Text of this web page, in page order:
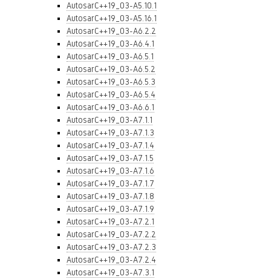
AutosarC++19_03-A5.10.1
AutosarC++19_03-A5.16.1
AutosarC++19_03-A6.2.2
AutosarC++19_03-A6.4.1
AutosarC++19_03-A6.5.1
AutosarC++19_03-A6.5.2
AutosarC++19_03-A6.5.3
AutosarC++19_03-A6.5.4
AutosarC++19_03-A6.6.1
AutosarC++19_03-A7.1.1
AutosarC++19_03-A7.1.3
AutosarC++19_03-A7.1.4
AutosarC++19_03-A7.1.5
AutosarC++19_03-A7.1.6
AutosarC++19_03-A7.1.7
AutosarC++19_03-A7.1.8
AutosarC++19_03-A7.1.9
AutosarC++19_03-A7.2.1
AutosarC++19_03-A7.2.2
AutosarC++19_03-A7.2.3
AutosarC++19_03-A7.2.4
AutosarC++19_03-A7.3.1